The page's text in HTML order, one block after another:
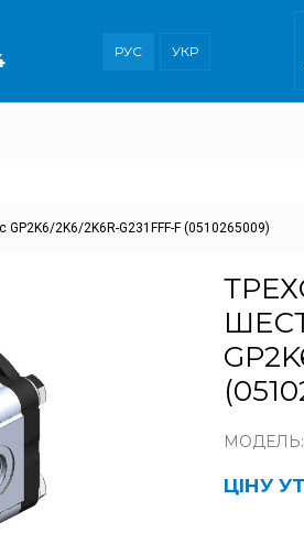
РУС УКР
2K6/2K6R-G231FFF-F (0510265009)
МОДЕЛЬ:
ЦІНУ